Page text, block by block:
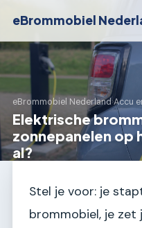
eBrommobiel
eBrommobiel Nederland›Accu
Elektrische
zonnepanelen op
al?
Stel je voor: je
brommobiel, je zet